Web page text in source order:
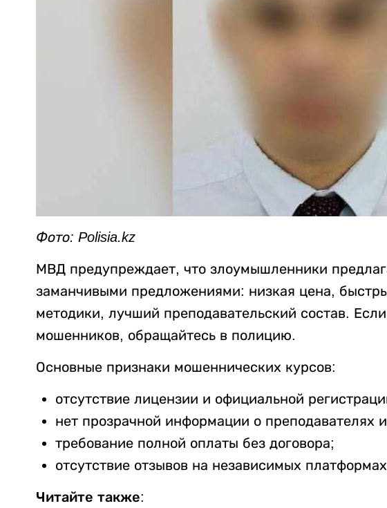
Фото: Polisia.kz
МВД предупреждает, что злоумышленники
заманчивыми предложениями: низкая цена,
методики, лучший преподавательский состав.
мошенников, обращайтесь в полицию.
Основные признаки мошеннических курсов:
отсутствие лицензии и официальной
нет прозрачной информации о преподавателях
требование полной оплаты без договора;
отсутствие отзывов на независимых
Читайте также: